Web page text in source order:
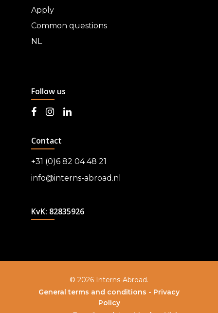
Apply
Common questions
NL
Follow us
Contact
+31 (0)6 82 04 48 21
info@interns-abroad.nl
KvK: 82835926
© 2026 Interns-Abroad.
General terms and conditions - Privacy
Policy